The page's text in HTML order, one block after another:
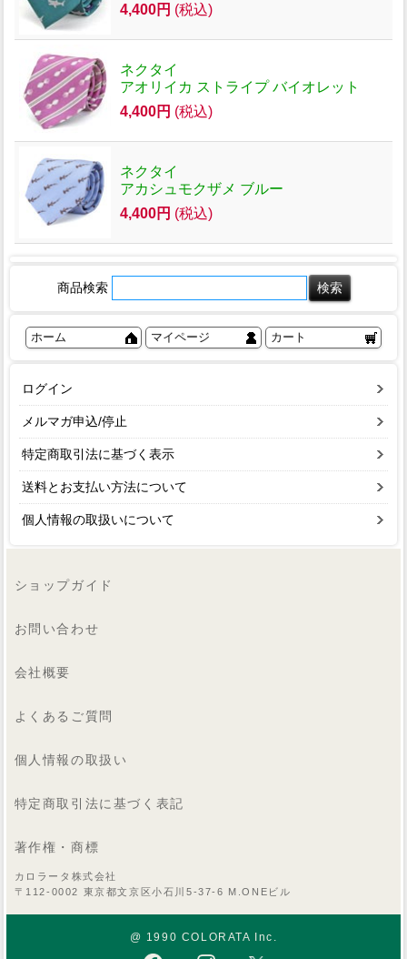
4,400円 (税込)
ネクタイ
アオリイカ ストライプ バイオレット
4,400円 (税込)
ネクタイ
アカシュモクザメ ブルー
4,400円 (税込)
商品検索
ホーム マイページ カート
ログイン
メルマガ申込/停止
特定商取引法に基づく表示
送料とお支払い方法について
個人情報の取扱いについて
ショップガイド
お問い合わせ
会社概要
よくあるご質問
個人情報の取扱い
特定商取引法に基づく表記
著作権・商標
カロラータ株式会社
〒112-0002 東京都文京区小石川5-37-6 M.ONEビル
@ 1990 COLORATA Inc.